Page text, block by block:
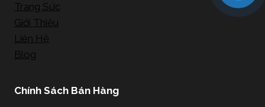
Trang Sức
Giới Thiệu
Liên Hệ
Blog
Chính Sách Bán Hàng